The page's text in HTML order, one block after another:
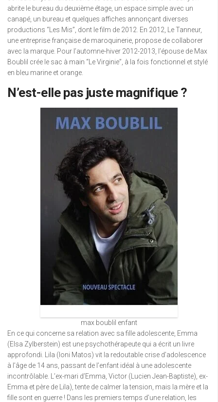
abrite le bureau du deuxième étage, un espace simple avec un
canapé, un bureau et quelques affiches annonçant diverses
productions “Les Mis”, dont le film de 2012. En 2012, Le Tanneur,
une entreprise française de maroquinerie, propose de collaborer
avec la marque. Pour l’automne-hiver 2012-2013, l’épouse de Max
Boublil crée le sac à main “Le Virginie”, à la fois fonctionnel et stylé
en bleu marine et orange.
N’est-elle pas juste magnifique ?
max boublil enfant
En ce qui concerne sa relation avec sa fille adolescente, Emma
(Elsa Zylberstein) est une psychothérapeute qui a écrit un livre
approfondi. Lila (Ioni Matos) vit la redoutable crise d’adolescence
à l’âge de 14 ans, passant de l’enfant idéal à une adolescente
incontrôlable. L’ex-mari d’Emma, ​​Victor (Lucien Jean-Baptiste), ex-
Emma et père de Lila), tente de calmer la tension, mais la mère et la
fille sont en guerre ! Dans les premiers temps d’une relation, les